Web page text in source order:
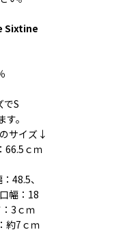
Sixtine
でS
。
サイズ↓
66.5ｃｍ
48.5、
幅：18
3ｃｍ
約7ｃｍ